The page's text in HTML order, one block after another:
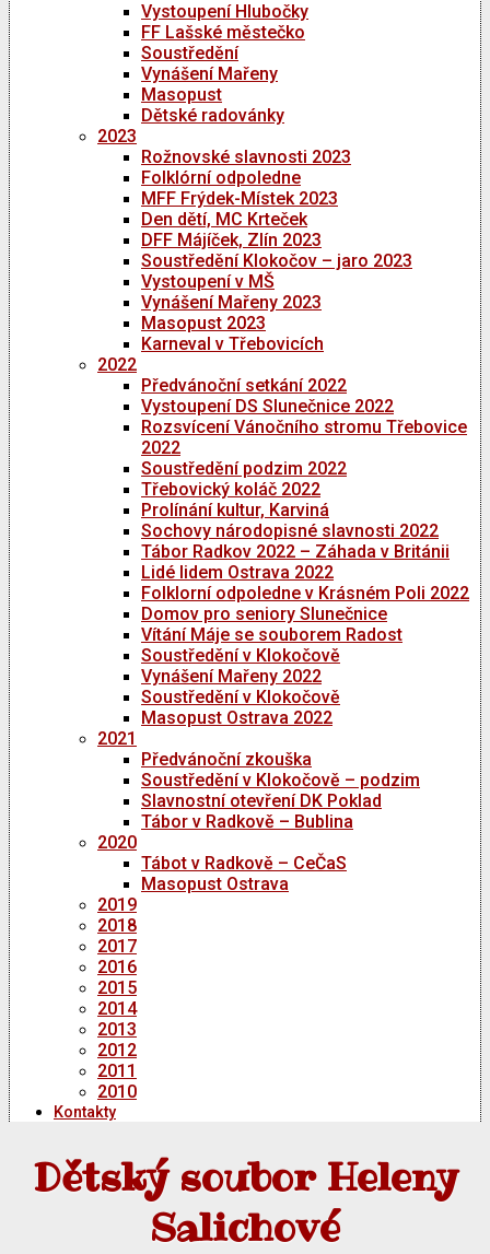
Vystoupení Hlubočky
FF Lašské městečko
Soustředění
Vynášení Mařeny
Masopust
Dětské radovánky
2023
Rožnovské slavnosti 2023
Folklórní odpoledne
MFF Frýdek-Místek 2023
Den dětí, MC Krteček
DFF Májíček, Zlín 2023
Soustředění Klokočov – jaro 2023
Vystoupení v MŠ
Vynášení Mařeny 2023
Masopust 2023
Karneval v Třebovicích
2022
Předvánoční setkání 2022
Vystoupení DS Slunečnice 2022
Rozsvícení Vánočního stromu Třebovice
2022
Soustředění podzim 2022
Třebovický koláč 2022
Prolínání kultur, Karviná
Sochovy národopisné slavnosti 2022
Tábor Radkov 2022 – Záhada v Británii
Lidé lidem Ostrava 2022
Folklorní odpoledne v Krásném Poli 2022
Domov pro seniory Slunečnice
Vítání Máje se souborem Radost
Soustředění v Klokočově
Vynášení Mařeny 2022
Soustředění v Klokočově
Masopust Ostrava 2022
2021
Předvánoční zkouška
Soustředění v Klokočově – podzim
Slavnostní otevření DK Poklad
Tábor v Radkově – Bublina
2020
Tábot v Radkově – CeČaS
Masopust Ostrava
2019
2018
2017
2016
2015
2014
2013
2012
2011
2010
Kontakty
Dětský soubor Heleny
Salichové